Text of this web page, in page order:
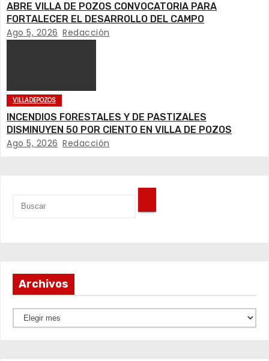
ABRE VILLA DE POZOS CONVOCATORIA PARA
FORTALECER EL DESARROLLO DEL CAMPO
Ago 5, 2026 Redacción
VILLADEPOZOS
INCENDIOS FORESTALES Y DE PASTIZALES
DISMINUYEN 50 POR CIENTO EN VILLA DE POZOS
Ago 5, 2026 Redacción
Archivos
r